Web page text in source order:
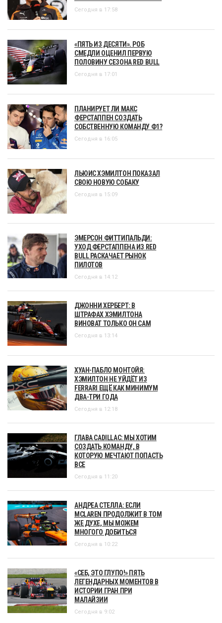
Сегодня в 17:58
«ПЯТЬ ИЗ ДЕСЯТИ». РОБ
СМЕДЛИ ОЦЕНИЛ ПЕРВУЮ
ПОЛОВИНУ СЕЗОНА RED BULL
Сегодня в 17:01
ПЛАНИРУЕТ ЛИ МАКС
ФЕРСТАППЕН СОЗДАТЬ
СОБСТВЕННУЮ КОМАНДУ Ф1?
Сегодня в 16:05
ЛЬЮИС ХЭМИЛТОН ПОКАЗАЛ
СВОЮ НОВУЮ СОБАКУ
Сегодня в 15:09
ЭМЕРСОН ФИТТИПАЛЬДИ:
УХОД ФЕРСТАППЕНА ИЗ RED
BULL РАСКАЧАЕТ РЫНОК
ПИЛОТОВ
Сегодня в 14:12
ДЖОННИ ХЕРБЕРТ: В
ШТРАФАХ ХЭМИЛТОНА
ВИНОВАТ ТОЛЬКО ОН САМ
Сегодня в 13:14
ХУАН-ПАБЛО МОНТОЙЯ:
ХЭМИЛТОН НЕ УЙДЁТ ИЗ
FERRARI ЕЩЁ КАК МИНИМУМ
ДВА-ТРИ ГОДА
Сегодня в 12:18
ГЛАВА CADILLAC: МЫ ХОТИМ
СОЗДАТЬ КОМАНДУ, В
КОТОРУЮ МЕЧТАЮТ ПОПАСТЬ
ВСЕ
Сегодня в 11:20
АНДРЕА СТЕЛЛА: ЕСЛИ
MCLAREN ПРОДОЛЖИТ В ТОМ
ЖЕ ДУХЕ, МЫ МОЖЕМ
МНОГОГО ДОБИТЬСЯ
Сегодня в 10:22
«СЕБ, ЭТО ГЛУПО!» ПЯТЬ
ЛЕГЕНДАРНЫХ МОМЕНТОВ В
ИСТОРИИ ГРАН ПРИ
МАЛАЙЗИИ
Сегодня в 9:02